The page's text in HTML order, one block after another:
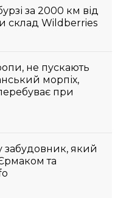
за 2000 км від
склад Wildberries
не пускають
морпіх,
при
забудовник, який
та